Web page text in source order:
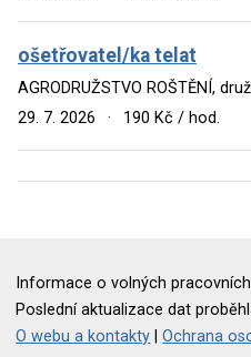
ošetřovatel/ka telat
AGRODRUŽSTVO ROŠTĚNÍ,
29. 7. 2026
· 190 Kč / hod.
Informace o volných
Poslední aktualizace dat
O webu a kontakty |Ochrana